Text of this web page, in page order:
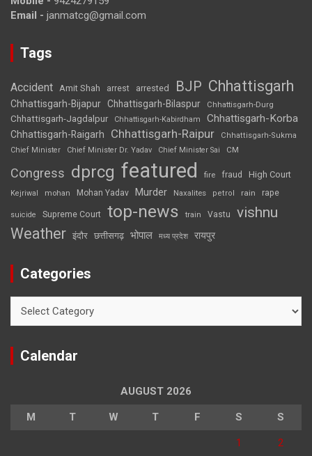
Email - janmatcg@gmail.com
Tags
Accident Amit Shah arrest arrested BJP Chhattisgarh
Chhattisgarh-Bijapur Chhattisgarh-Bilaspur Chhattisgarh-Durg
Chhattisgarh-Jagdalpur Chhattisgarh-Kabirdham Chhattisgarh-Korba
Chhattisgarh-Raigarh Chhattisgarh-Raipur
Chhattisgarh-Sukma
Chief Minister
Chief Minister Dr. Yadav Chief Minister Sai CM
Congress dprcg featured fire fraud High Court
Kejriwal mohan Mohan Yadav Murder Naxalites petrol rain rape
suicide Supreme Court top-news train Vastu vishnu
Weather इंदौर छत्तीसगढ़ भोपाल मध्य प्रदेश रायपुर
Categories
Calendar
AUGUST 2026
M T W T F S S
1 2